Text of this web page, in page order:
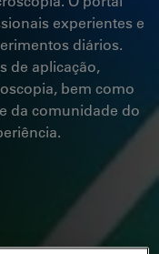
experientes e
diários.
de aplicação,
bem como
da comunidade do